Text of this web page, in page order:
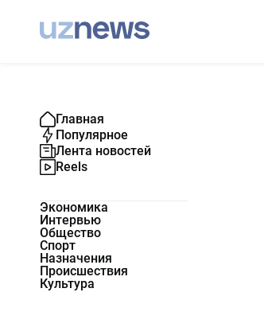
Главная
Популярное
Лента новостей
Reels
Экономика
Интервью
Общество
Спорт
Назначения
Происшествия
Культура